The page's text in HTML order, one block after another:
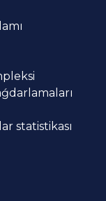
statistikası